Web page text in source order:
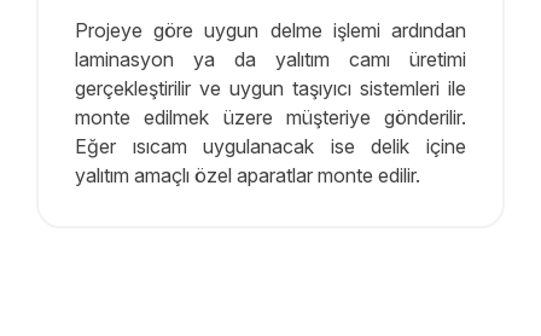
Projeye göre uygun delme işlemi ardından
laminasyon ya da yalıtım camı üretimi
gerçekleştirilir ve uygun taşıyıcı sistemleri ile
monte edilmek üzere müşteriye gönderilir.
Eğer ısıcam uygulanacak ise delik içine
yalıtım amaçlı özel aparatlar monte edilir.